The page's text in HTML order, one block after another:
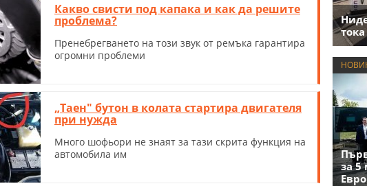
Какво свисти под капака и как да решите
проблема?
Пренебрегването на този звук от ремъка гарантира
огромни проблеми
„Таен" бутон в колата стартира двигателя
при нужда
Много шофьори не знаят за тази скрита функция на
автомобила им
за 5